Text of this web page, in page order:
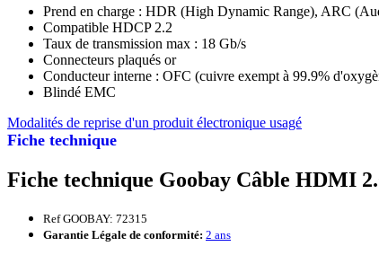
Fiche technique
Prend en charge : HDR (High Dynamic Range), ARC
Compatible HDCP 2.2
Taux de transmission max : 18 Gb/s
Connecteurs plaqués or
Conducteur interne : OFC (cuivre exempt à 99.9%
Blindé EMC
Modalités de reprise d'un produit électronique usagé
Fiche technique Goobay Câble HDMI
Ref GOOBAY: 72315
Garantie Légale de conformité: 2 ans